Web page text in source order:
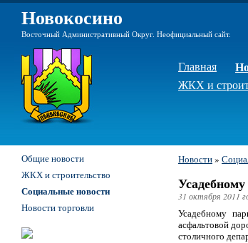
Новокосино
Восточный Административный Округ. Неофициальный сайт.
Главная
ЖКХ и
Новости»
31 октября 2011
Усадебному
асфальтовой
столичного
Общие новости
ЖКХ и строительство
Социальные новости
Новости торговли